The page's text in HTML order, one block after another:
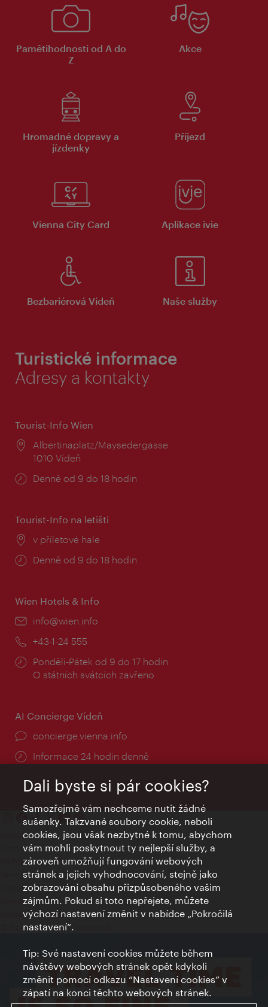
Pamětihodnosti od A do
Z
Akce
Hromadné dopravy a
jízdenky
Příjezd
Vienna City Card Aplikace ivie
Bezbariérová Vídeň Naše služby
Turistické informace
Adresy a kontakty
Tourist-Info Wien
Místo:
Albertinaplatz/Maysedergasse
1010 Vídeň
Provozní
Denně od 9 do 18 hodin
Tourist-Info na letišti
Místo:
v příletové hale
Provozní
Denně od 9 do 18 hodin
Wien Hotels & Info
E-
info@wien.info
Telefon:
+43-1-24 555
Provozní
doba:
Pondělí-Pátek od 9 do 17 hodin
O státních svátcích zavřeno
AI Concierge Vídeň
concierge.vienna.info
Informace 24 hodin denně
Kontakty
Credits
Prohlášení o ochraně osobních údajů
Terms of Use
Přístupnost
Kontakt pro tisk
Nastavení cookies
© Copyright Wien Tourismus
Dali byste si pár cookies?
Samozřejmě vám nechceme nutit žádné
sušenky. Takzvané soubory cookie, neboli
cookies, jsou však nezbytné k tomu, abychom
vám mohli poskytnout ty nejlepší služby, a
zároveň umožňují fungování webových
stránek a jejich vyhodnocování, stejně jako
zobrazování obsahu přizpůsobeného vašim
zájmům. Pokud si toto nepřejete, můžete
výchozí nastavení změnit v nabídce „Pokročilá
nastavení“.
Tip: Své nastavení cookies můžete během
návštěvy webových stránek opět kdykoli
změnit pomocí odkazu “Nastavení cookies” v
zápatí na konci těchto webových stránek.